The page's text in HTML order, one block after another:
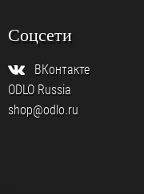
Соцсети
ВКонтакте
ODLO Russia
shop@odlo.ru